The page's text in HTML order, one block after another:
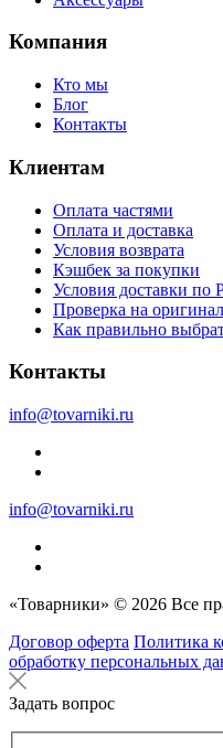
Компания
Кто мы
Блог
Контакты
Клиентам
Оплата частями
Оплата и доставка
Условия возврата
Кэшбек за покупки
Условия доставки по
Проверка на
Как правильно
Контакты
info@tovarniki.ru
info@tovarniki.ru
«Товарники» © 2026 Все
Договор оферта Политика
обработку персональных
Задать вопрос